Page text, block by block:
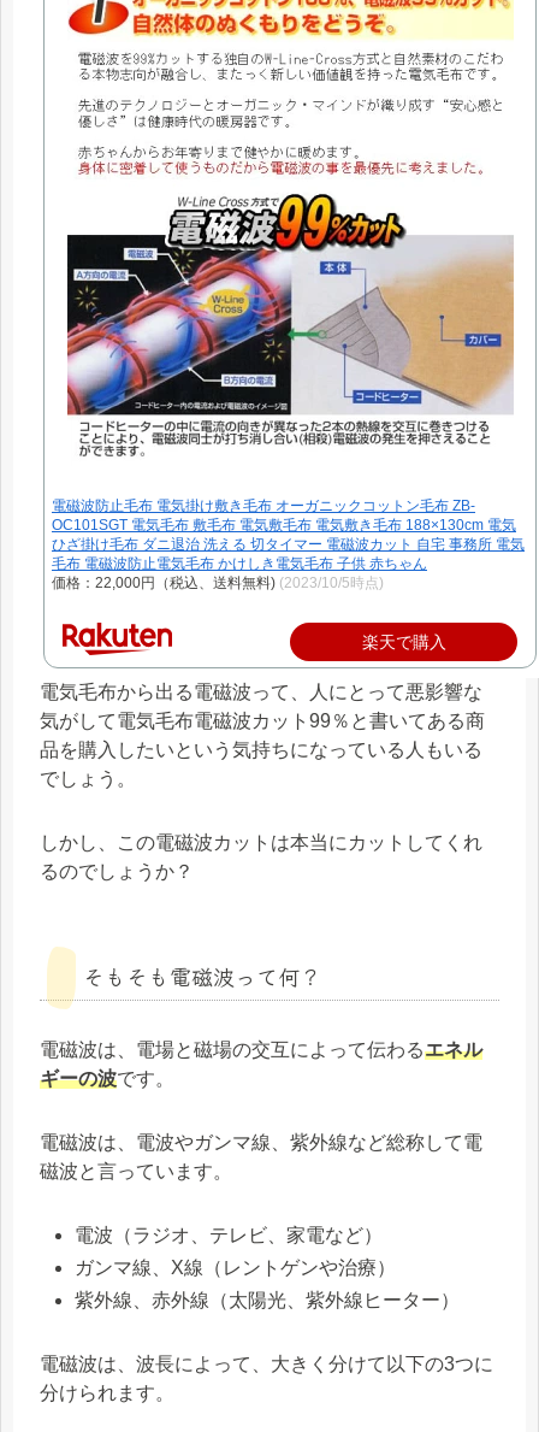
電磁波防止毛布 電気掛け敷き毛布 オーガニックコットン毛布 ZB-
OC101SGT 電気毛布 敷毛布 電気敷毛布 電気敷き毛布 188×130cm 電気
ひざ掛け毛布 ダニ退治 洗える 切タイマー 電磁波カット 自宅 事務所 電気
毛布 電磁波防止電気毛布 かけしき電気毛布 子供 赤ちゃん
価格：22,000円（税込、送料無料) (2023/10/5時点)
楽天で購入
電気毛布から出る電磁波って、人にとって悪影響な
気がして電気毛布電磁波カット99％と書いてある商
品を購入したいという気持ちになっている人もいる
でしょう。
しかし、この電磁波カットは本当にカットしてくれ
るのでしょうか？
そもそも電磁波って何？
電磁波は、電場と磁場の交互によって伝わるエネル
ギーの波です。
電磁波は、電波やガンマ線、紫外線など総称して電
磁波と言っています。
電波（ラジオ、テレビ、家電など）
ガンマ線、X線（レントゲンや治療）
紫外線、赤外線（太陽光、紫外線ヒーター）
電磁波は、波長によって、大きく分けて以下の3つに
分けられます。